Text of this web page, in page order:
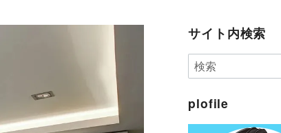
サイト内検索
plofile